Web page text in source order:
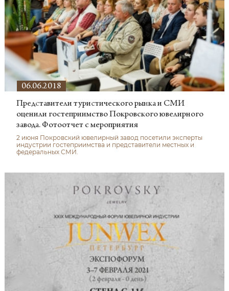
06.06.2018
Представители туристического рынка и СМИ
оценили гостеприимство Покровского ювелирного
завода. Фотоотчет с мероприятия
2 июня Покровский ювелирный завод посетили эксперты
индустрии гостеприимства и представители местных и
федеральных СМИ.